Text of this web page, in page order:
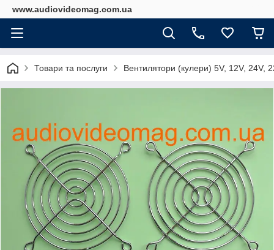
www.audiovideomag.com.ua
Товари та послуги Вентилятори (кулери) 5V, 12V, 24V,